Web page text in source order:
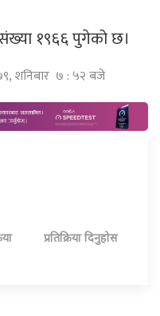
१९६६ पुगेको छ।
शनिबार ७ : ५२ बजे
प्रतिक्रिया दिनुहोस